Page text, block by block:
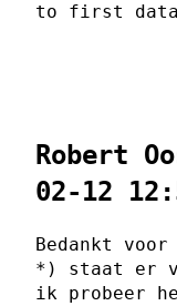
to first
Robert
02-12
Bedankt
*) staat er
ik probeer